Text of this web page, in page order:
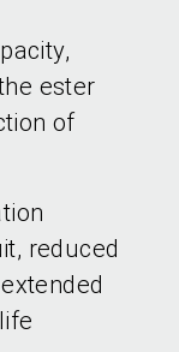
ester
of
reduced